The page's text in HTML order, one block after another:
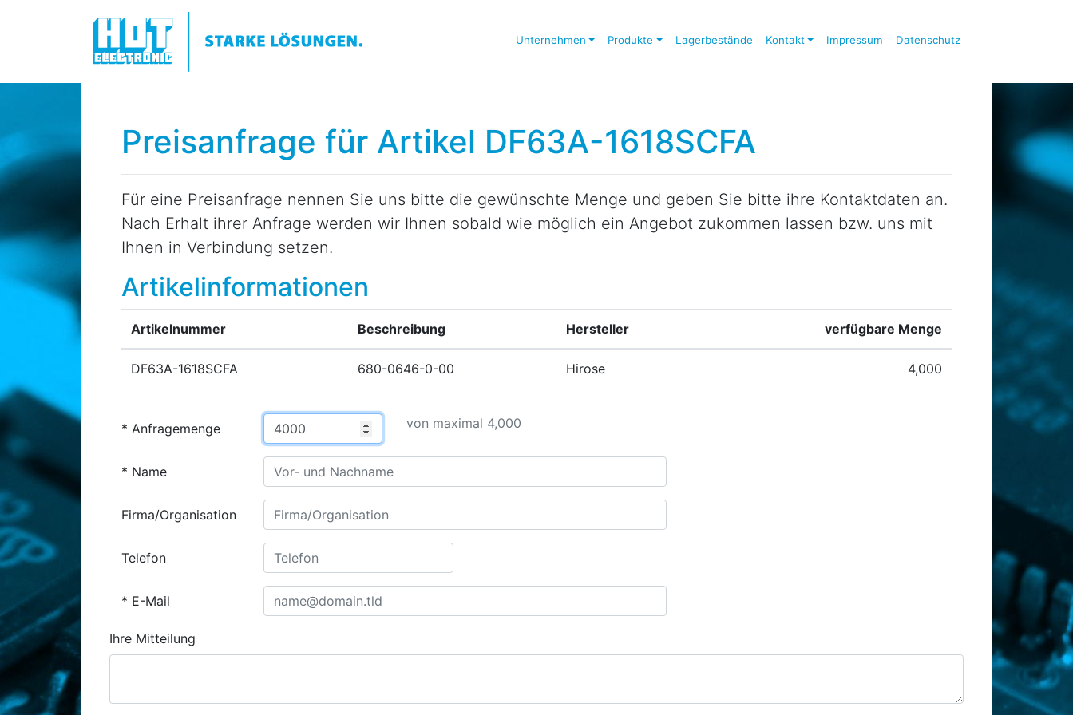
Unternehmen Produkte Lagerbestände Kontakt Impressum Datenschutz
Preisanfrage für Artikel DF63A-1618SCFA
Für eine Preisanfrage nennen Sie uns bitte die gewünschte Menge und geben Sie bitte ihre Kontaktdaten an.
Nach Erhalt ihrer Anfrage werden wir Ihnen sobald wie möglich ein Angebot zukommen lassen bzw. uns mit
Ihnen in Verbindung setzen.
Artikelinformationen
Artikelnummer Beschreibung Hersteller verfügbare Menge
DF63A-1618SCFA 680-0646-0-00 Hirose 4,000
Anfragemenge von maximal 4,000
Name
Firma/Organisation
Telefon
E-Mail
Ihre Mitteilung